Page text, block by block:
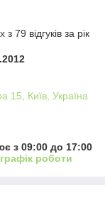
79 відгуків за рік
15, Київ, Україна
з 09:00 до 17:00
роботи